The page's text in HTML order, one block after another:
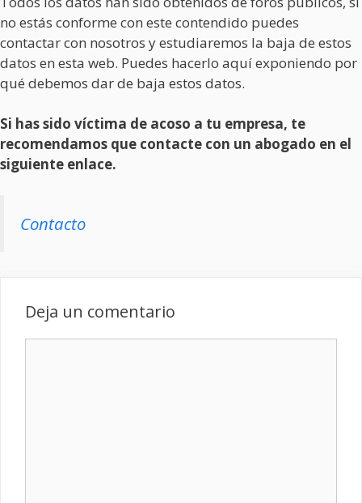
no estás conforme con este contendido puedes
contactar con nosotros y estudiaremos la baja de estos
datos en esta web. Puedes hacerlo aquí exponiendo por
qué debemos dar de baja estos datos.
Si has sido víctima de acoso a tu empresa, te
recomendamos que contacte con un abogado en el
siguiente enlace.
Contacto
Deja un comentario